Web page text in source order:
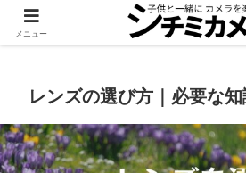
知る レ
レンズの選び方｜必要な
メニュー